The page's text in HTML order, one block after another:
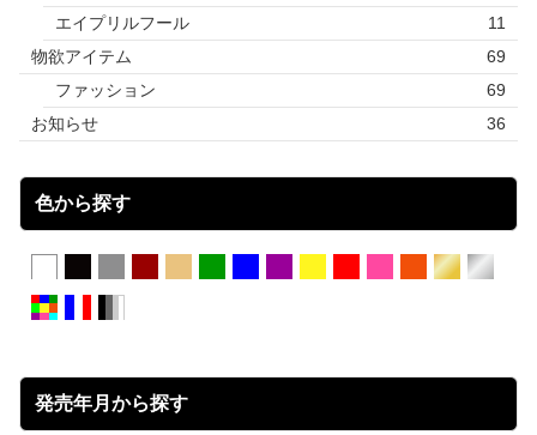
エイプリルフール
11
物欲アイテム
69
ファッション
69
お知らせ
36
色から探す
発売年月から探す